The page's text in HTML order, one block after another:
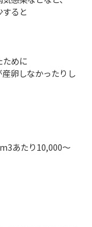
ると
ために
卵しなかったりし
あたり10,000～